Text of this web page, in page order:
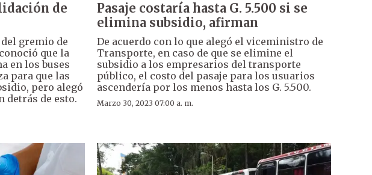
de
gremio de
que la
en los buses
para que las
pero alegó
detrás de esto.
Pasaje costaría hasta G. 5.500 si se
elimina subsidio, afirman
De acuerdo con lo que alegó el viceministro de
Transporte, en caso de que se elimine el
subsidio a los empresarios del transporte
público, el costo del pasaje para los usuarios
ascendería por los menos hasta los G. 5.500.
Marzo 30, 2023 07:00 a. m.